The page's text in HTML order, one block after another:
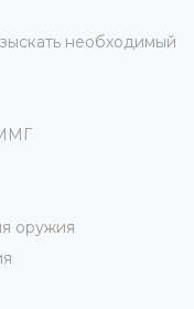
необходимый
оружия